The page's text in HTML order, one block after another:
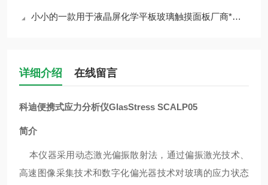
小小的一款用于液晶屏化学平板玻璃触摸面板厂商*的一款设备居然这么神奇
详细介绍 在线留言
科迪便携式应力分析仪GlasStress SCALP05
简介
本仪器采用动态激光偏振散射法，通过偏振激光技术、
高速图像采集技术和数字化偏光器技术对玻璃的应力状态